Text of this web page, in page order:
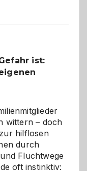
ist:
wittern – doch
hilflosen
durch
Fluchtwege
oft instinktiv: